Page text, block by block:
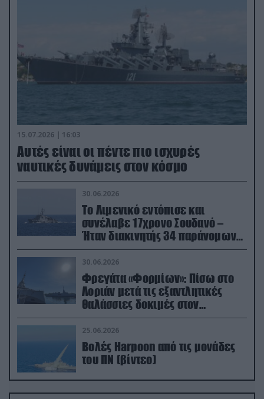
15.07.2026 | 16:03
Aυτές είναι οι πέντε πιο ισχυρές
ναυτικές δυνάμεις στον κόσμο
30.06.2026
Το Λιμενικό εντόπισε και
συνέλαβε 17χρονο Σουδανό –
Ήταν διακινητής 34 παράνομων
μεταναστών
30.06.2026
Φρεγάτα «Φορμίων»: Πίσω στο
Λοριάν μετά τις εξαντλητικές
θαλάσσιες δοκιμές στον
απαιτητικό Βισκαϊκό
25.06.2026
Βολές Harpoon από τις μονάδες
του ΠΝ (βίντεο)